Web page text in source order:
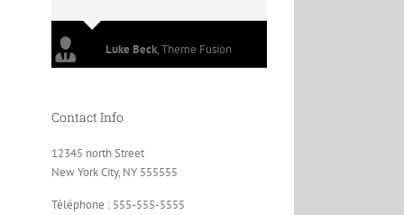
Luke Beck,Theme Fusion
Contact Info
12345 north Street
New York City, NY 555555
Téléphone : 555-555-5555